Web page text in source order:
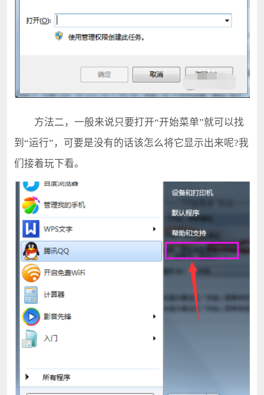
方法二，一般来说只要打开“开始菜单”就可以找
到“运行”，可要是没有的话该怎么将它显示出来呢?我
们接着玩下看。